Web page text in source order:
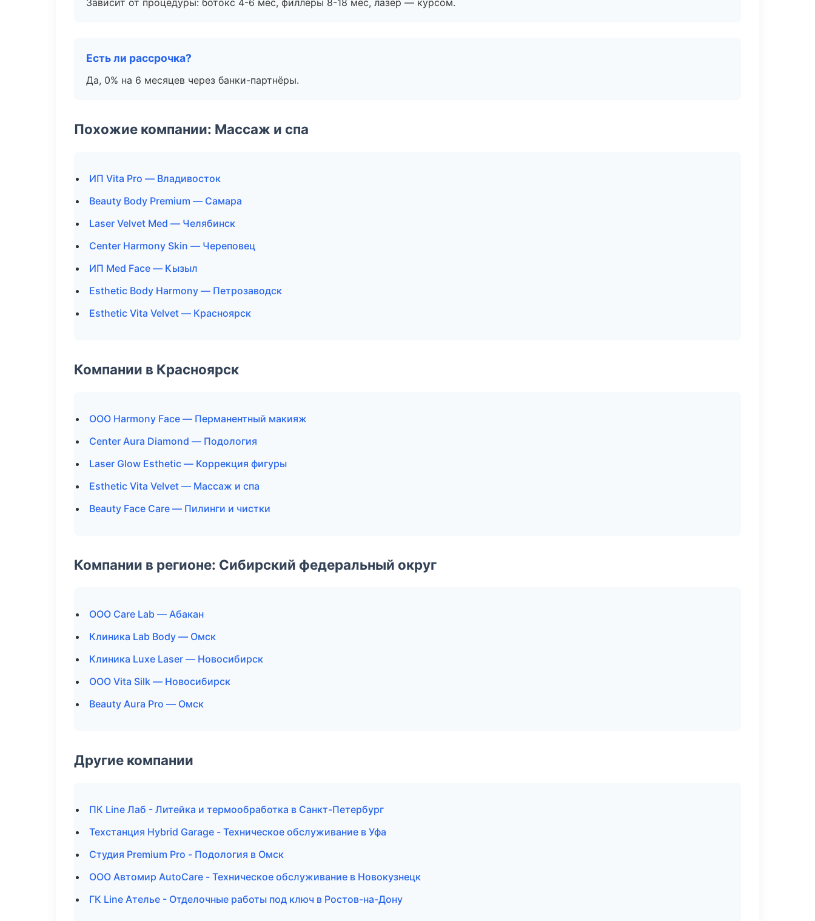
Зависит от процедуры: ботокс 4-6 мес, филлеры 8-18 мес, лазер — курсом.
Есть ли рассрочка?
Да, 0% на 6 месяцев через банки-партнёры.
Похожие компании: Массаж и спа
ИП Vita Pro — Владивосток
Beauty Body Premium — Самара
Laser Velvet Med — Челябинск
Center Harmony Skin — Череповец
ИП Med Face — Кызыл
Esthetic Body Harmony — Петрозаводск
Esthetic Vita Velvet — Красноярск
Компании в Красноярск
ООО Harmony Face — Перманентный макияж
Center Aura Diamond — Подология
Laser Glow Esthetic — Коррекция фигуры
Esthetic Vita Velvet — Массаж и спа
Beauty Face Care — Пилинги и чистки
Компании в регионе: Сибирский федеральный округ
ООО Care Lab — Абакан
Клиника Lab Body — Омск
Клиника Luxe Laser — Новосибирск
ООО Vita Silk — Новосибирск
Beauty Aura Pro — Омск
Другие компании
ПК Line Лаб - Литейка и термообработка в Санкт-Петербург
Техстанция Hybrid Garage - Техническое обслуживание в Уфа
Студия Premium Pro - Подология в Омск
ООО Автомир AutoCare - Техническое обслуживание в Новокузнецк
ГК Line Ателье - Отделочные работы под ключ в Ростов-на-Дону